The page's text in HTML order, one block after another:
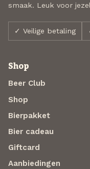
smaak. Leuk voor
✓ Veilige betaling
Shop
Beer Club
Shop
Bierpakket
Bier cadeau
Giftcard
Aanbiedingen